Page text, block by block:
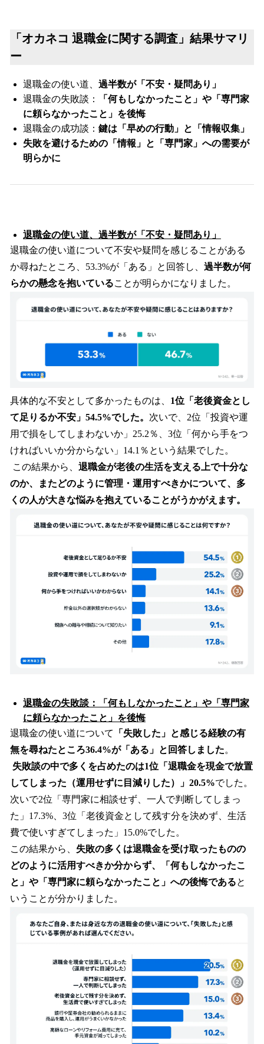
「オカネコ 退職金に関する調査」結果サマリ
ー
退職金の使い道、 過半数が「不安・疑問あり」
退職金の失敗談：
「何もしなかったこと」や「専門家
に頼らなかったこと」を後悔
退職金の成功談： 鍵は「早めの行動」と「情報収集」
失敗を避けるための「情報」と「専門家」への需要が
明らかに
退職金の使い道、過半数が「不安・疑問あり」
退職金の使い道について不安や疑問を感じることがある
か尋ねたところ、53.3%が「ある」と回答し、 過半数が何
らかの懸念を抱いていることが明らかになりました。
具体的な不安として多かったものは、 1位「老後資金とし
て足りるか不安」54.5%でした。 次いで、2位「投資や運
用で損をしてしまわないか」25.2％、3位「何から手をつ
ければいいか分からない」14.1％という結果でした。
この結果から、 退職金が老後の生活を支える上で十分な
のか、またどのように管理・運用すべきかについて、多
くの人が大きな悩みを抱えていることがうかがえます。
退職金の失敗談：「何もしなかったこと」や「専門家
に頼らなかったこと」を後悔
退職金の使い道について
「失敗した」と感じる経験の有
無を尋ねたところ36.4%が「ある」と回答しました。
失敗談の中で多くを占めたのは1位「退職金を現金で放置
してしまった（運用せずに目減りした）」20.5%でした。
次いで2位「専門家に相談せず、一人で判断してしまっ
た」17.3%、3位「老後資金として残す分を決めず、生活
費で使いすぎてしまった」15.0%でした。
この結果から、 失敗の多くは退職金を受け取ったものの
どのように活用すべきか分からず、「何もしなかったこ
と」や「専門家に頼らなかったこと」への後悔であると
いうことが分かりました。